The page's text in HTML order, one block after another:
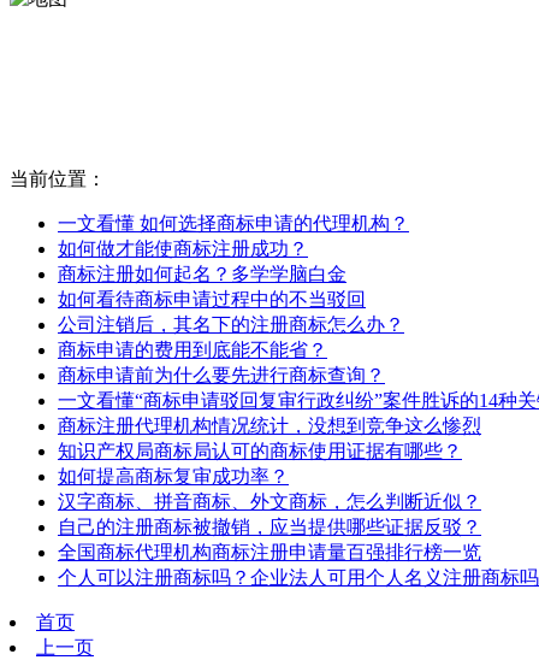
当前位置：
一文看懂 如何选择商标申请的代理机构？
如何做才能使商标注册成功？
商标注册如何起名？多学学脑白金
如何看待商标申请过程中的不当驳回
公司注销后，其名下的注册商标怎么办？
商标申请的费用到底能不能省？
商标申请前为什么要先进行商标查询？
一文看懂“商标申请驳回复审行政纠纷”案件胜诉的14种
商标注册代理机构情况统计，没想到竞争这么惨烈
知识产权局商标局认可的商标使用证据有哪些？
如何提高商标复审成功率？
汉字商标、拼音商标、外文商标，怎么判断近似？
自己的注册商标被撤销，应当提供哪些证据反驳？
全国商标代理机构商标注册申请量百强排行榜一览
个人可以注册商标吗？企业法人可用个人名义注册商标
首页
上一页